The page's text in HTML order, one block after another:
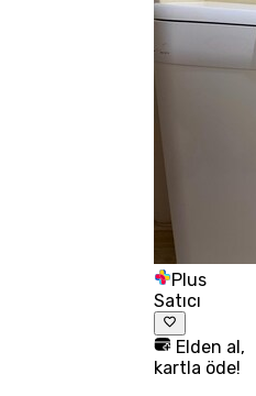
Plus
Satıcı
Elden al,
kartla öde!